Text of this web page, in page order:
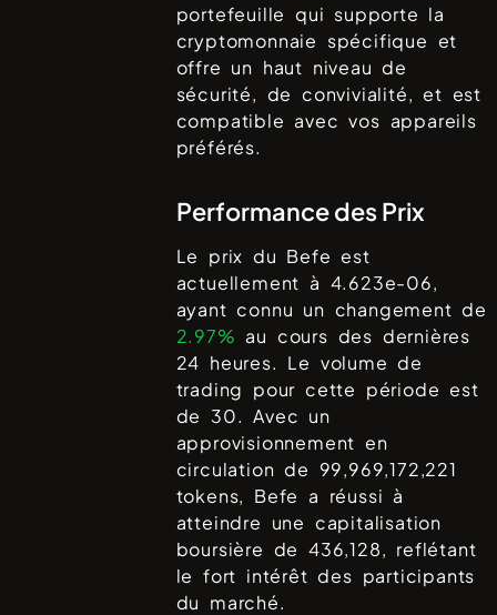
portefeuille qui supporte la
cryptomonnaie spécifique et
offre un haut niveau de
sécurité, de convivialité, et est
compatible avec vos appareils
préférés.
Performance des Prix
Le prix du Befe est
actuellement à 4.623e-06,
ayant connu un changement de
2.97% au cours des dernières
24 heures. Le volume de
trading pour cette période est
de 30. Avec un
approvisionnement en
circulation de 99,969,172,221
tokens, Befe a réussi à
atteindre une capitalisation
boursière de436,128, reflétant
le fort intérêt des participants
du marché.